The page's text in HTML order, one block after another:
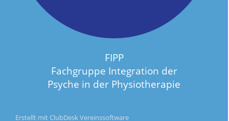
FIPP
Fachgruppe Integration der
Psyche in der Physiotherapie
Erstellt mit ClubDesk Vereinssoftware